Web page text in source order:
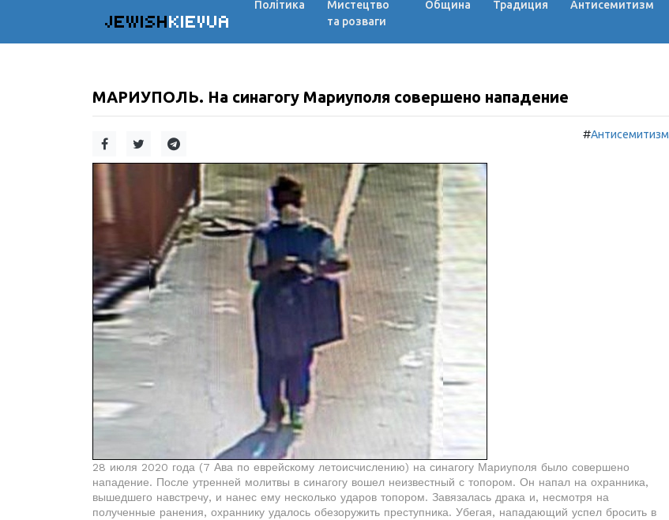
JEWISHKIEVUA
Політика
Мистецтво
та розваги
Община Традиция Антисемитизм
МАРИУПОЛЬ. На синагогу Мариуполя совершено нападение
#Антисемитизм
28 июля 2020 года (7 Ава по еврейскому летоисчислению) на синагогу Мариуполя было совершено
нападение. После утренней молитвы в синагогу вошел неизвестный с топором. Он напал на охранника,
вышедшего навстречу, и нанес ему несколько ударов топором. Завязалась драка и, несмотря на
полученные ранения, охраннику удалось обезоружить преступника. Убегая, нападающий успел бросить в